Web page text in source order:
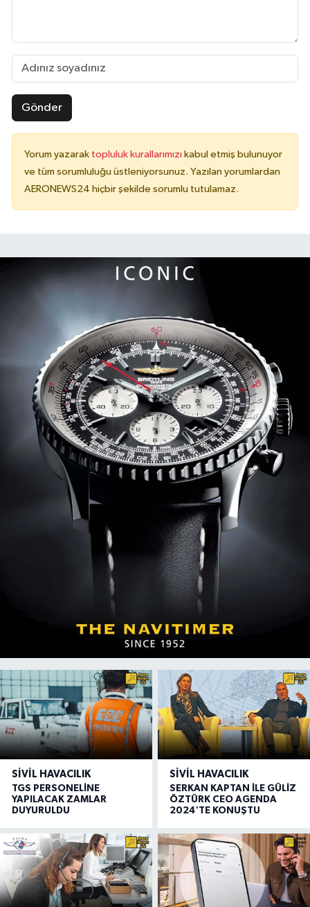
Gönder
Yorum yazarak topluluk kurallarımızı kabul etmiş bulunuyor
ve tüm sorumluluğu üstleniyorsunuz. Yazılan yorumlardan
AERONEWS24 hiçbir şekilde sorumlu tutulamaz.
SIVIL HAVACILIK
TGS PERSONELİNE
YAPILACAK ZAMLAR
DUYURULDU
SIVIL HAVACILIK
SERKAN KAPTAN İLE GÜLİZ
ÖZTÜRK CEO AGENDA
2024'TE KONUŞTU